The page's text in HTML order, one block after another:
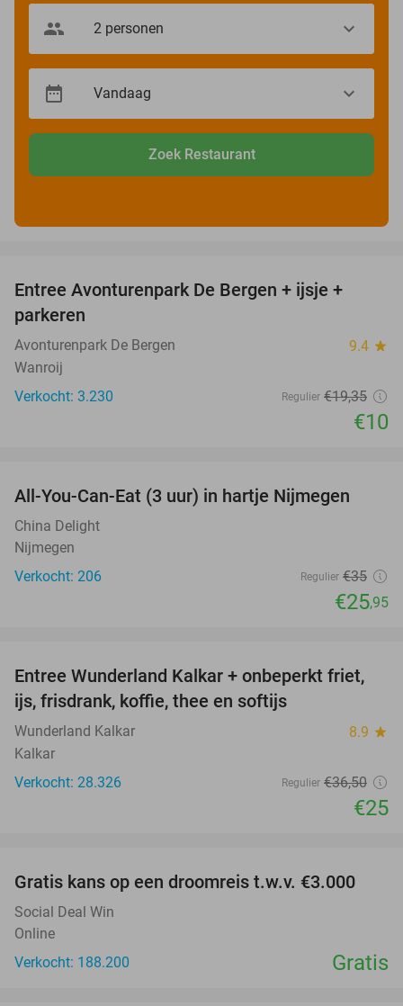
Zoek Restaurant
Entree Avonturenpark De Bergen + ijsje +
parkeren
Avonturenpark De Bergen 9.4 star
Wanroij
Verkocht: 3.230
Regulier €19,35
€10
26%
All-You-Can-Eat (3 uur) in hartje Nijmegen
China Delight
Nijmegen
Verkocht: 206
Regulier €35
€25,95
32%
Entree Wunderland Kalkar + onbeperkt friet,
ijs, frisdrank, koffie, thee en softijs
Wunderland Kalkar 8.9 star
Kalkar
Verkocht: 28.326
Regulier €36,50
€25
Gratis kans op een droomreis t.w.v. €3.000
Social Deal Win
Online
Verkocht: 188.200
Gratis